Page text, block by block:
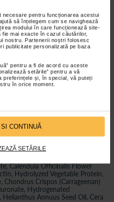
pentru funcționarea acestui
să înțelegem cum se navighează
modului în care funcționează site-
mai exacte în cazul căutărilor,
nostru. Partenerii noștri folosesc
publicitate personalizată pe baza
pentru a fi de acord cu aceste
setările” pentru a vă
preferințele și, în special, vă puteți
în orice moment.
CONTINUĂ
SETĂRILE
de umplere a ridurilor;
rapida, miros discret;
age, Lift;
Olea Europaea Fruit Oil,
Cetearyl Alcohol, Butyrospermum
Dipalmitoyl
Acmella Oleracea Extract, Artemia
Calendula Officinalis Flower
Hydrolyzed Vegetable Protein,
Chondrus Crispus (Carrageenan)
Hydrogenated
Annuus Seed Oil, Cera